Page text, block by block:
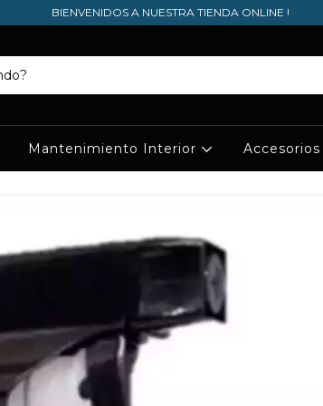
BIENVENIDOS A NUESTRA TIENDA ONLINE !
Mantenimiento Interior Accesorios